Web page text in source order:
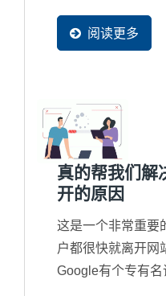
度，而现在搜寻引
服务，因此新一代
阅读更多
真的帮我们解
开的原因
这是一个非常重要
户都很快就离开网
Google有个专有